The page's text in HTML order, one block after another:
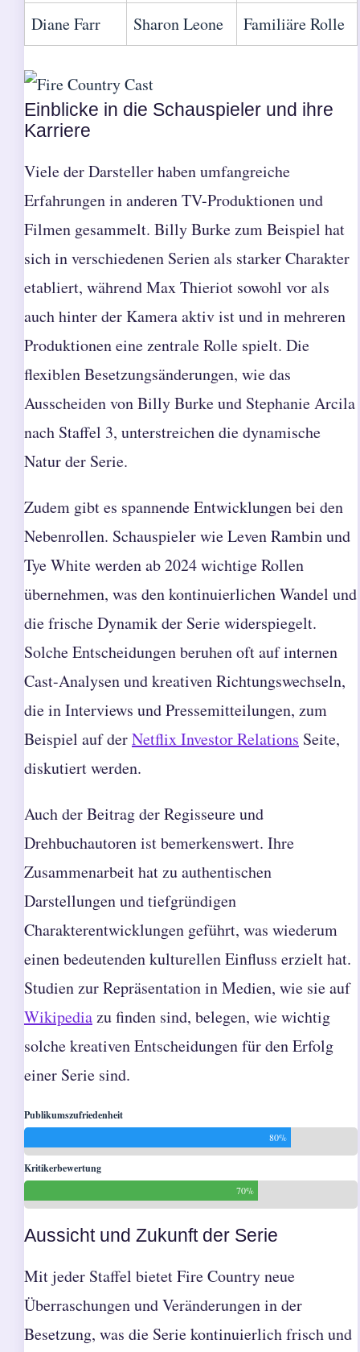
Diane Farr
Sharon Leone Familiäre Rolle
Einblicke in die Schauspieler und ihre
Karriere
Viele der Darsteller haben umfangreiche
Erfahrungen in anderen TV-Produktionen und
Filmen gesammelt. Billy Burke zum Beispiel hat
sich in verschiedenen Serien als starker Charakter
etabliert, während Max Thieriot sowohl vor als
auch hinter der Kamera aktiv ist und in mehreren
Produktionen eine zentrale Rolle spielt. Die
flexiblen Besetzungsänderungen, wie das
Ausscheiden von Billy Burke und Stephanie Arcila
nach Staffel 3, unterstreichen die dynamische
Natur der Serie.
Zudem gibt es spannende Entwicklungen bei den
Nebenrollen. Schauspieler wie Leven Rambin und
Tye White werden ab 2024 wichtige Rollen
übernehmen, was den kontinuierlichen Wandel und
die frische Dynamik der Serie widerspiegelt.
Solche Entscheidungen beruhen oft auf internen
Cast-Analysen und kreativen Richtungswechseln,
die in Interviews und Pressemitteilungen, zum
Beispiel auf derNetflix Investor Relations Seite,
diskutiert werden.
Auch der Beitrag der Regisseure und
Drehbuchautoren ist bemerkenswert. Ihre
Zusammenarbeit hat zu authentischen
Darstellungen und tiefgründigen
Charakterentwicklungen geführt, was wiederum
einen bedeutenden kulturellen Einfluss erzielt hat.
Studien zur Repräsentation in Medien, wie sie auf
Wikipediazu finden sind, belegen, wie wichtig
solche kreativen Entscheidungen für den Erfolg
einer Serie sind.
Publikumszufriedenheit
80%
Kritikerbewertung
70%
Aussicht und Zukunft der Serie
Mit jeder Staffel bietet Fire Country neue
Überraschungen und Veränderungen in der
Besetzung, was die Serie kontinuierlich frisch und